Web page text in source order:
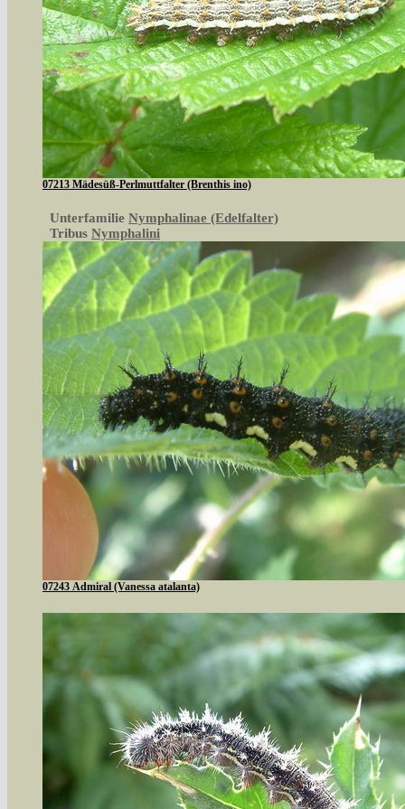
07213 Mädesüß-Perlmuttfalter (Brenthis ino)
Unterfamilie Nymphalinae (Edelfalter)
Tribus Nymphalini
07243 Admiral (Vanessa atalanta)